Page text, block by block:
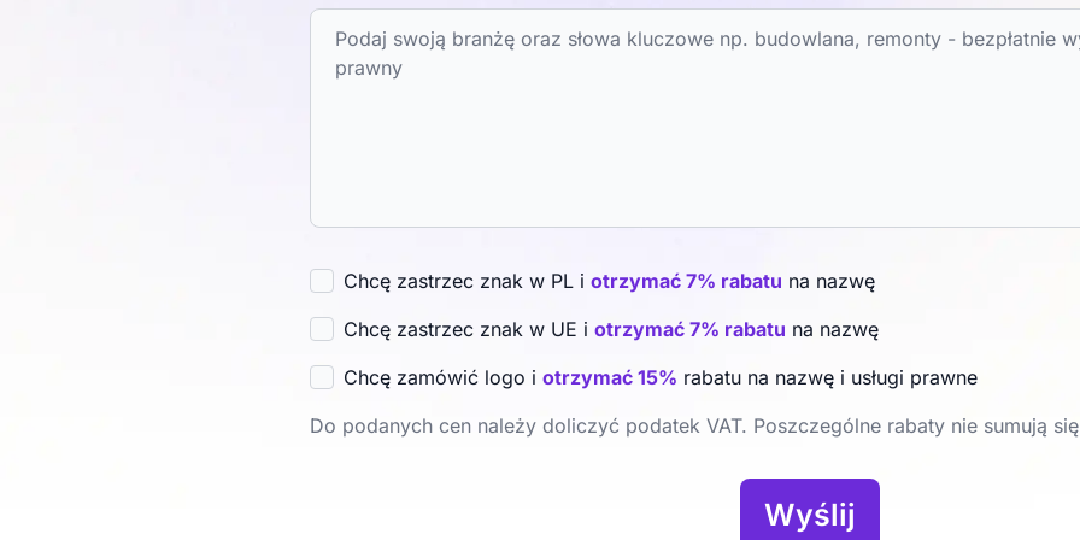
Chcę zastrzec znak w PL i otrzymać 7% rabatu na nazwę
Chcę zastrzec znak w UE i otrzymać 7% rabatu na nazwę
Chcę zamówić logo i otrzymać 15% rabatu na nazwę i usługi prawne
Do podanych cen należy doliczyć podatek VAT. Poszczególne rabaty nie sumują
Wyślij